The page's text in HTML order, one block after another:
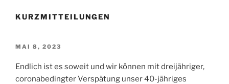
KURZMITTEILUNGEN
VERÖFFENTLICHT
MAI 8, 2023
Endlich ist es soweit und wir können mit dreijähriger,
coronabedingter Verspätung unser 40-jähriges